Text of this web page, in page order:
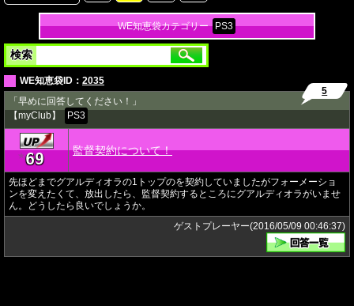
WE知恵袋カテゴリー PS3
検索
WE知恵袋ID： 2035
「早めに回答してください！」
【myClub】
PS3
5
★69 監督契約について！
先ほどまでグアルディオラの1トップのを契約していましたがフォーメーショ
ンを変えたくて、放出したら、監督契約するところにグアルディオラがいませ
ん。どうしたら良いでしょうか。
ゲストプレーヤー(2016/05/09 00:46:37)